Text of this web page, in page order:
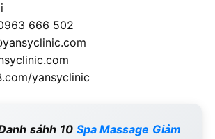
666 502
yansyclinic
sáhh 10 Spa Massage Giảm